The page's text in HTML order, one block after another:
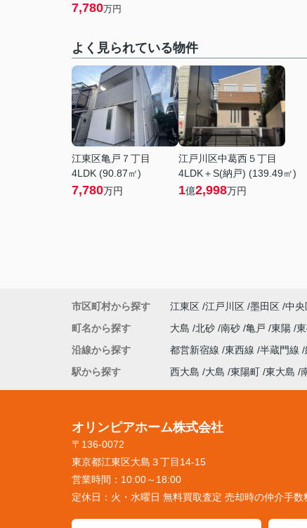
7,780万円
よく見られている物件
江東区亀戸７丁目
4LDK (90.87㎡)
7,780万円
江戸川区中葛西５丁目
4LDK＋S(納戸) (139.49㎡)
1億2,998万円
市区町村から探す 江東区 江戸川区 墨田区 中央
町名から探す
大島 北砂 南砂 亀戸 東陽
沿線から探す
都営新宿線 東西線 半蔵門線
駅から探す
西大島 大島 東陽町 東大島
オリンピアホーム株式会社
〒136-0072
東京都江東区大島３丁目14-15
営業時間： 10:00～18:00
定休日： 火・水曜日 無料買取査定 売却時の仲介手